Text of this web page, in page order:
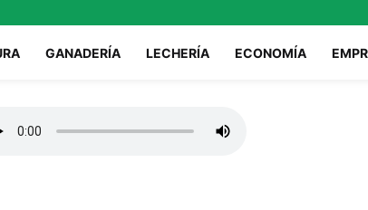
GANADERÍA LECHERÍA ECONOMÍA